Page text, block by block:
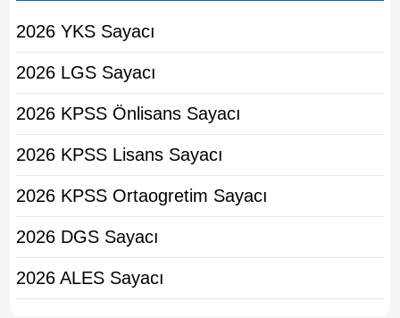
2026 YKS Sayacı
2026 LGS Sayacı
2026 KPSS Önlisans Sayacı
2026 KPSS Lisans Sayacı
2026 KPSS Ortaogretim Sayacı
2026 DGS Sayacı
2026 ALES Sayacı